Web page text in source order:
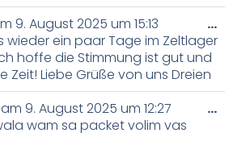
9. August 2025 um 15:13
wieder ein paar Tage im Zeltlager
hoffe die Stimmung ist gut und
Zeit! Liebe Grüße von uns Dreien
…
9. August 2025 um 12:27
wam sa packet volim vas
…